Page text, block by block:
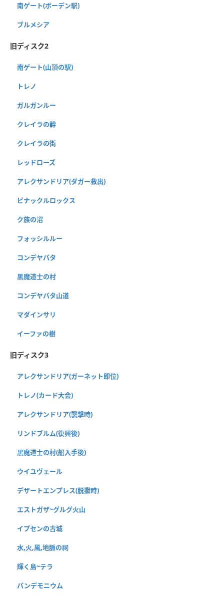
南ゲート(ボーデン駅)
ブルメシア
旧ディスク2
南ゲート(山頂の駅)
トレノ
ガルガンルー
クレイラの幹
クレイラの街
レッドローズ
アレクサンドリア(ダガー救出)
ピナックルロックス
ク族の沼
フォッシルルー
コンデヤパタ
黒魔道士の村
コンデヤパタ山道
マダインサリ
イーファの樹
旧ディスク3
アレクサンドリア(ガーネット即位)
トレノ(カード大会)
アレクサンドリア(襲撃時)
リンドブルム(復興後)
黒魔道士の村(船入手後)
ウイユヴェール
デザートエンプレス(脱獄時)
エストガザ~グルグ火山
イプセンの古城
水,火,風,地脈の祠
輝く島~テラ
パンデモニウム